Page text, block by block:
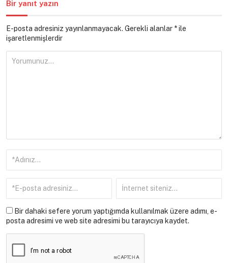
Bir yanıt yazın
E-posta adresiniz yayınlanmayacak. Gerekli alanlar *ile
işaretlenmişlerdir
Bir dahaki sefere yorum yaptığımda kullanılmak üzere adımı, e-
posta adresimi ve web site adresimi bu tarayıcıya kaydet.